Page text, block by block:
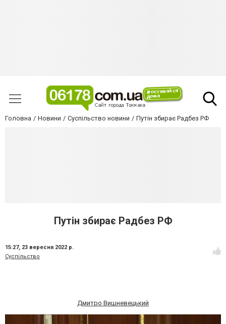
Головна Новини Суспільство новини Путін збирає Радбез РФ
Путін збирає Радбез РФ
15:27, 23 вересня 2022 р.
Суспільство
Дмитро Вишневецький